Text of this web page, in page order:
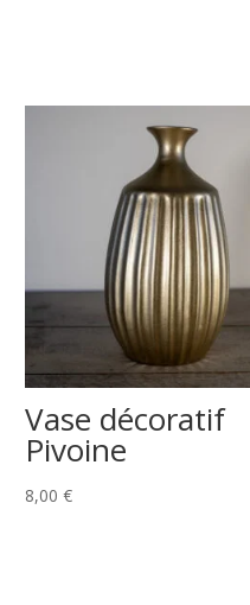
Vase décoratif
Pivoine
8,00€